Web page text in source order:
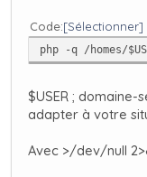
Code Sélectionner
php -q /homes/
$USER ;
adapter à votre
Avec >/dev/null